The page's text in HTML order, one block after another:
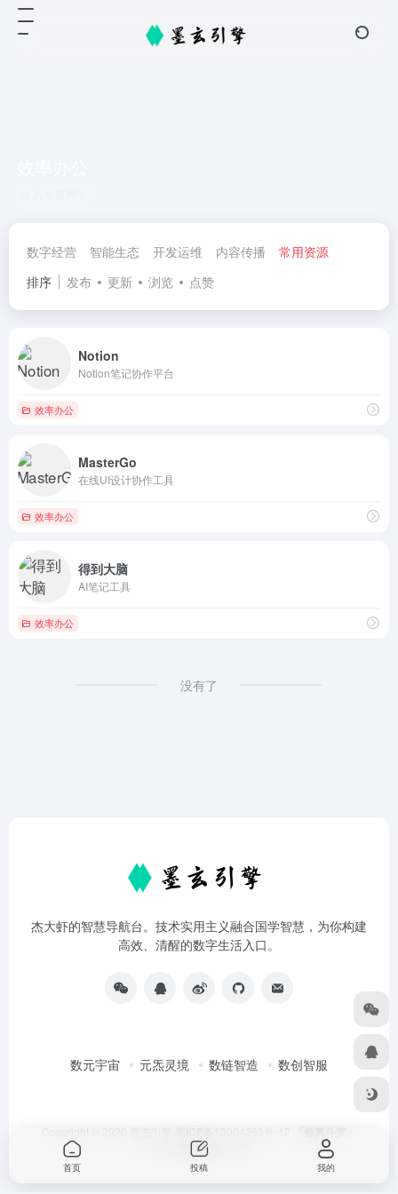
数字经营 智能生态 开发运维 内容传播
常用资源
排序
发布 更新 浏览 点赞
Notion
Notion笔记协作平台
效率办公
MasterGo
在线UI设计协作工具
效率办公
得到大脑
AI笔记工具
效率办公
没有了
杰大虾的智慧导航台。技术实用主义融合国学智慧，为你构建
高效、清醒的数字生活入口。
数元宇宙 元炁灵境 数链智造 数创智服
「摩羯玟雯」
首页 投稿 我的